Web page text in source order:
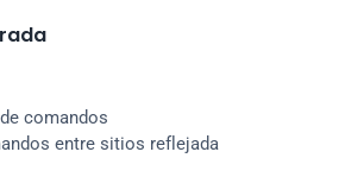
comandos
entre sitios reflejada